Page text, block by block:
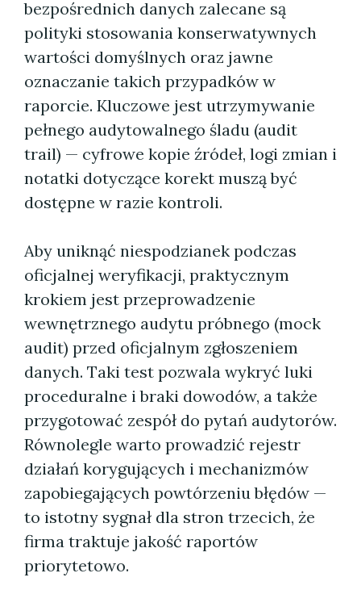
bezpośrednich danych zalecane są
polityki stosowania konserwatywnych
wartości domyślnych oraz jawne
oznaczanie takich przypadków w
raporcie. Kluczowe jest utrzymywanie
pełnego audytowalnego śladu (audit
trail) — cyfrowe kopie źródeł, logi zmian i
notatki dotyczące korekt muszą być
dostępne w razie kontroli.
Aby uniknąć niespodzianek podczas
oficjalnej weryfikacji, praktycznym
krokiem jest przeprowadzenie
wewnętrznego audytu próbnego (mock
audit) przed oficjalnym zgłoszeniem
danych. Taki test pozwala wykryć luki
proceduralne i braki dowodów, a także
przygotować zespół do pytań audytorów.
Równolegle warto prowadzić rejestr
działań korygujących i mechanizmów
zapobiegających powtórzeniu błędów —
to istotny sygnał dla stron trzecich, że
firma traktuje jakość raportów
priorytetowo.